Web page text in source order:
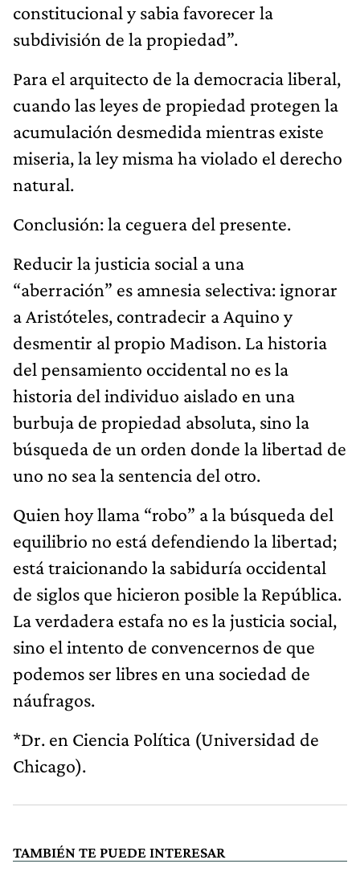
constitucional y sabia favorecer la
subdivisión de la propiedad”.
​Para el arquitecto de la democracia liberal,
cuando las leyes de propiedad protegen la
acumulación desmedida mientras existe
miseria, la ley misma ha violado el derecho
natural.
Conclusión: la ceguera del presente.
​Reducir la justicia social a una
“aberración” es amnesia selectiva: ignorar
a Aristóteles, contradecir a Aquino y
desmentir al propio Madison. La historia
del pensamiento occidental no es la
historia del individuo aislado en una
burbuja de propiedad absoluta, sino la
búsqueda de un orden donde la libertad de
uno no sea la sentencia del otro.
​Quien hoy llama “robo” a la búsqueda del
equilibrio no está defendiendo la libertad;
está traicionando la sabiduría occidental
de siglos que hicieron posible la República.
La verdadera estafa no es la justicia social,
sino el intento de convencernos de que
podemos ser libres en una sociedad de
náufragos.
*Dr. en Ciencia Política (Universidad de
Chicago).
TAMBIÉN TE PUEDE INTERESAR